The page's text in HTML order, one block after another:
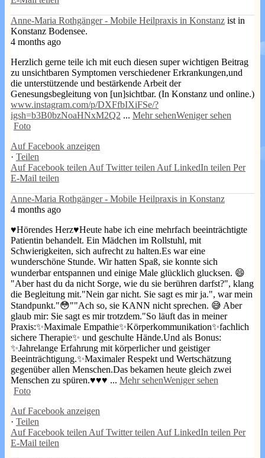
Anne-Maria Rothgänger - Mobile Heilpraxis in Konstanz ist in
Konstanz Bodensee.
4 months ago
Herzlich gerne teile ich mit euch diesen super wichtigen Beitrag
zu unsichtbaren Symptomen verschiedener Erkrankungen,und
die unterstützende und bestärkende Arbeit der
Genesungsbegleitung von [un]sichtbar. (In Konstanz und online.)
www.instagram.com/p/DXFfbIXiFSe/?
igsh=b3B0bzNoaHNxM2Q2 ... Mehr sehenWeniger sehen
Foto
Auf Facebook anzeigen
· Teilen
Auf Facebook teilen Auf Twitter teilen Auf LinkedIn teilen Per
E-Mail teilen
Anne-Maria Rothgänger - Mobile Heilpraxis in Konstanz
4 months ago
♥️Hörendes Herz♥️Heute habe ich eine mehrfach beeinträchtigte
Patientin behandelt. Ein Mädchen im Rollstuhl, mit
Schwierigkeiten, sich aufrecht zu halten.Es war eine
wunderschöne Stunde. Wir hatten Spaß, sie konnte sich
wunderbar entspannen und einige Male glücklich glucksen. 😄
"Aber hast du da nicht Sorge, wie du sie berühren darfst?", klang
die Begleitung mit."Nein gar nicht. Sie sagt es mir ja.", war mein
Standpunkt."😳""Ach so, sie KANN nicht sprechen. 😅 Aber
glaub mir: Sie sagt es mir trotzdem."So läuft das in meiner
Praxis:✨Maximale Empathie✨Körperkommunikation✨fachlich
sichere Therapie✨ und geschulte Hände.Und als Bonus:
✨Jahrelange Erfahrung mit körperlicher und geistiger
Beeinträchtigung.✨Maximaler Respekt und Wertschätzung
gegenüber allen Menschen.Das bekamen heute gleich zwei
Menschen zu spüren.♥️♥️♥️ ... Mehr sehenWeniger sehen
Foto
Auf Facebook anzeigen
· Teilen
Auf Facebook teilen Auf Twitter teilen Auf LinkedIn teilen Per
E-Mail teilen